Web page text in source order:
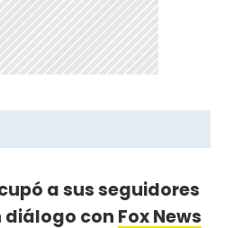
a sus seguidores
diálogo con Fox News